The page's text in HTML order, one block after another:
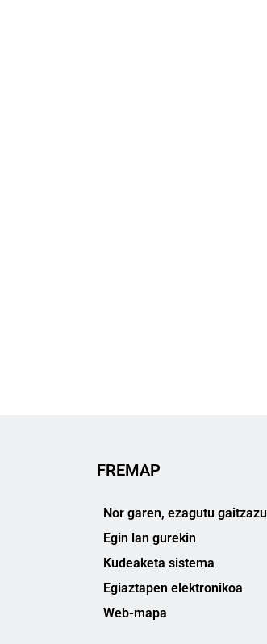
FREMAP
Nor garen, ezagutu gaitzazu
Egin lan gurekin
Kudeaketa sistema
Egiaztapen elektronikoa
Web-mapa